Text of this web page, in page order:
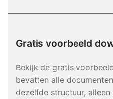
Gratis voorbeeld
Bekijk de gratis
bevatten alle
dezelfde structuur,